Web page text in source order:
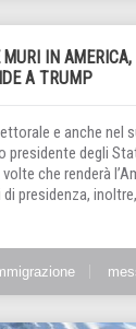
IN AMERICA,
A TRUMP
e anche nel
presidente degli
che renderà
presidenza,